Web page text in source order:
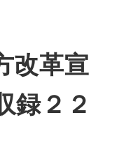
改革宣
２２